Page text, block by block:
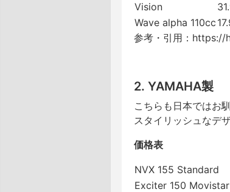
Vision
Wave alpha 110cc
参考・引用：
2. YAMAHA製
こちらも日本ではお
スタイリッシュなデ
価格表
NVX 155 Standard
Exciter 150 Movistar